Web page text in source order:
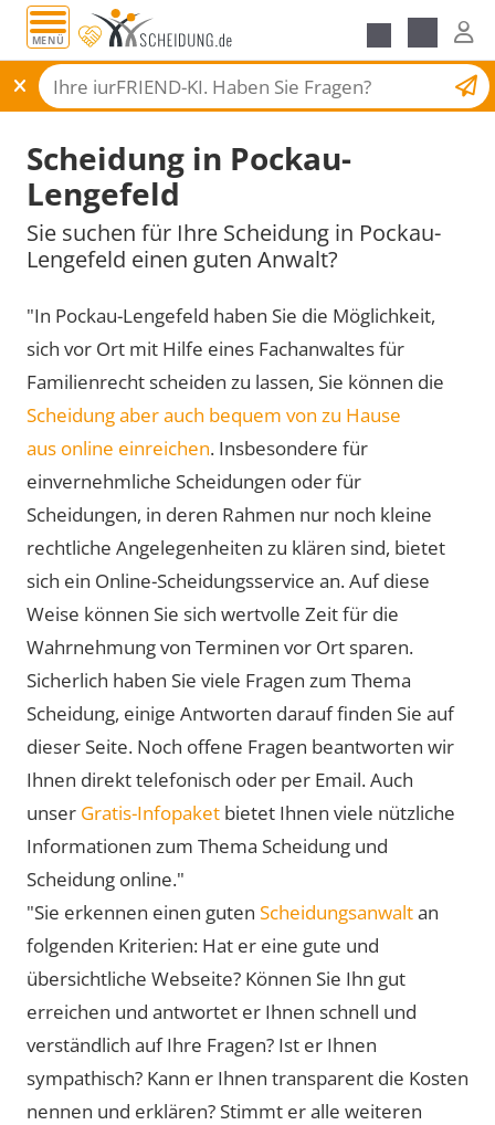
MENÜ
Scheidungsantrag
Scheidung in Pockau-
Lengefeld
Sie suchen für Ihre Scheidung in Pockau-
Lengefeld einen guten Anwalt?
"In Pockau-Lengefeld haben Sie die Möglichkeit,
sich vor Ort mit Hilfe eines Fachanwaltes für
Familienrecht scheiden zu lassen, Sie können die
Scheidung aber auch bequem von zu Hause
aus online einreichen. Insbesondere für
einvernehmliche Scheidungen oder für
Scheidungen, in deren Rahmen nur noch kleine
rechtliche Angelegenheiten zu klären sind, bietet
sich ein Online-Scheidungsservice an. Auf diese
Weise können Sie sich wertvolle Zeit für die
Wahrnehmung von Terminen vor Ort sparen.
Sicherlich haben Sie viele Fragen zum Thema
Scheidung, einige Antworten darauf finden Sie auf
dieser Seite. Noch offene Fragen beantworten wir
Ihnen direkt telefonisch oder per Email. Auch
unser Gratis-Infopaket bietet Ihnen viele nützliche
Informationen zum Thema Scheidung und
Scheidung online."
"Sie erkennen einen guten Scheidungsanwaltan
folgenden Kriterien: Hat er eine gute und
übersichtliche Webseite? Können Sie Ihn gut
erreichen und antwortet er Ihnen schnell und
verständlich auf Ihre Fragen? Ist er Ihnen
sympathisch? Kann er Ihnen transparent die Kosten
nennen und erklären? Stimmt er alle weiteren